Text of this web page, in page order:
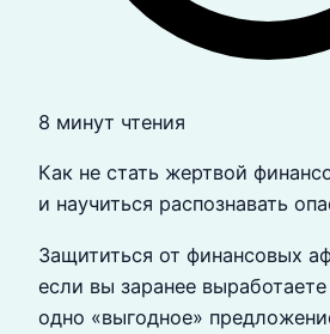
8 минут чтения
Как не стать жертвой
и научиться распознавать
Защититься от финансовых
если вы заранее
одно «выгодное»